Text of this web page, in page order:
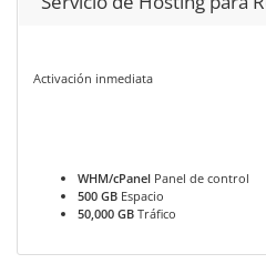
Activación inmediata
WHM/cPanel Panel de control
500 GB Espacio
50,000 GB Tráfico